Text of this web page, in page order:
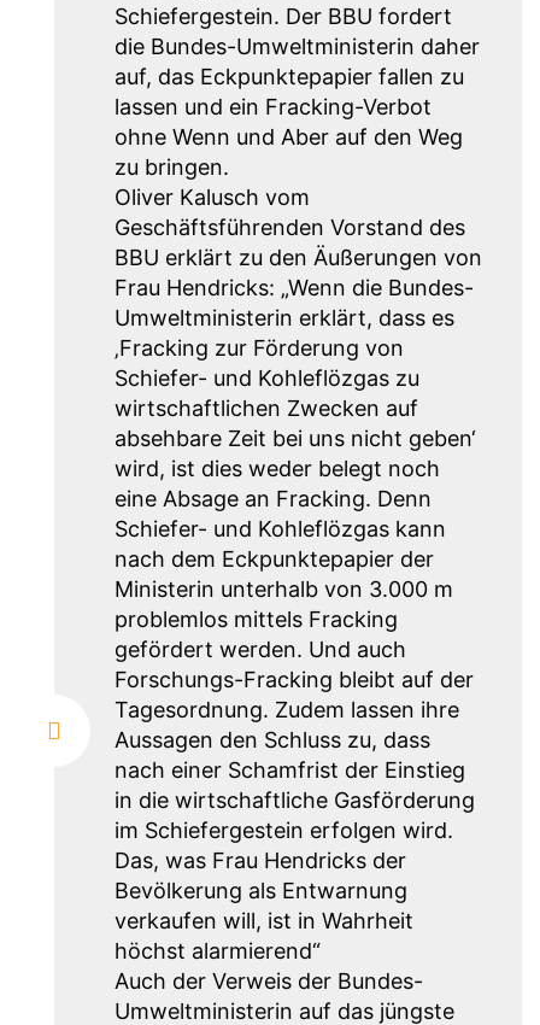
Schiefergestein. Der BBU fordert
die Bundes-Umweltministerin daher
auf, das Eckpunktepapier fallen zu
lassen und ein Fracking-Verbot
ohne Wenn und Aber auf den Weg
zu bringen.
Oliver Kalusch vom
Geschäftsführenden Vorstand des
BBU erklärt zu den Äußerungen von
Frau Hendricks: „Wenn die Bundes-
Umweltministerin erklärt, dass es
‚Fracking zur Förderung von
Schiefer- und Kohleflözgas zu
wirtschaftlichen Zwecken auf
absehbare Zeit bei uns nicht geben‘
wird, ist dies weder belegt noch
eine Absage an Fracking. Denn
Schiefer- und Kohleflözgas kann
nach dem Eckpunktepapier der
Ministerin unterhalb von 3.000 m
problemlos mittels Fracking
gefördert werden. Und auch
Forschungs-Fracking bleibt auf der
Tagesordnung. Zudem lassen ihre
Aussagen den Schluss zu, dass
nach einer Schamfrist der Einstieg
in die wirtschaftliche Gasförderung
im Schiefergestein erfolgen wird.
Das, was Frau Hendricks der
Bevölkerung als Entwarnung
verkaufen will, ist in Wahrheit
höchst alarmierend“
Auch der Verweis der Bundes-
Umweltministerin auf das jüngste